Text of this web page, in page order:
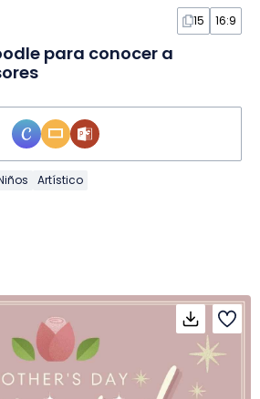
15 16:9
para conocer a
Artístico